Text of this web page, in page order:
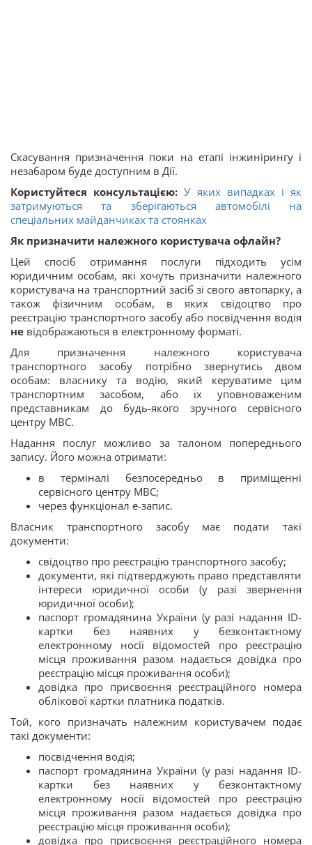
Скасування призначення поки на етапі інжинірингу і
незабаром буде доступним в Дії.
Користуйтеся консультацією:У яких випадках і як
затримуються та зберігаються автомобілі на
спеціальних майданчиках та стоянках
Як призначити належного користувача офлайн?
Цей спосіб отримання послуги підходить усім
юридичним особам, які хочуть призначити належного
користувача на транспортний засіб зі свого автопарку, а
також фізичним особам, в яких свідоцтво про
реєстрацію транспортного засобу або посвідчення водія
не відображаються в електронному форматі.
Для призначення належного користувача
транспортного засобу потрібно звернутись двом
особам: власнику та водію, який керуватиме цим
транспортним засобом, або їх уповноваженим
представникам до будь-якого зручного сервісного
центру МВС.
Надання послуг можливо за талоном попереднього
запису. Його можна отримати:
в терміналі безпосередньо в приміщенні
сервісного центру МВС;
через функціонал е-запис.
Власник транспортного засобу має подати такі
документи:
свідоцтво про реєстрацію транспортного засобу;
документи, які підтверджують право представляти
інтереси юридичної особи (у разі звернення
юридичної особи);
паспорт громадянина України (у разі надання ID-
картки без наявних у безконтактному
електронному носії відомостей про реєстрацію
місця проживання разом надається довідка про
реєстрацію місця проживання особи);
довідка про присвоєння реєстраційного номера
облікової картки платника податків.
Той, кого призначать належним користувачем подає
такі документи:
посвідчення водія;
паспорт громадянина України (у разі надання ID-
картки без наявних у безконтактному
електронному носії відомостей про реєстрацію
місця проживання разом надається довідка про
реєстрацію місця проживання особи);
довідка про присвоєння реєстраційного номера